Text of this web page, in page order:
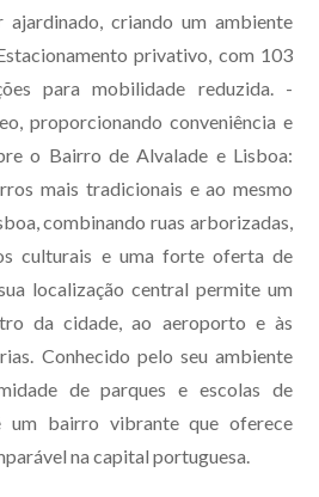
criando um ambiente
privativo, com 103
para mobilidade reduzida. -
proporcionando conveniência e
o Bairro de Alvalade e Lisboa:
mais tradicionais e ao mesmo
combinando ruas arborizadas,
culturais e uma forte oferta de
localização central permite um
da cidade, ao aeroporto e às
Conhecido pelo seu ambiente
de parques e escolas de
um bairro vibrante que oferece
na capital portuguesa.